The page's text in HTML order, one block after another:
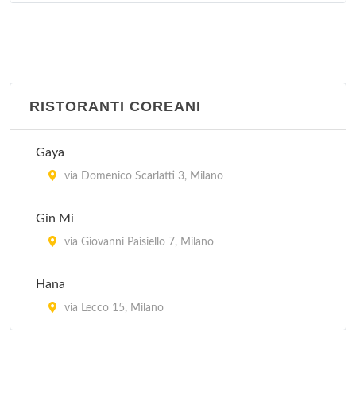
RISTORANTI COREANI
Gaya
via Domenico Scarlatti 3, Milano
Gin Mi
via Giovanni Paisiello 7, Milano
Hana
via Lecco 15, Milano